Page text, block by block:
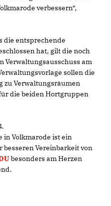
verbessern“,
die entsprechende
hat, gilt die noch
Verwaltungsausschuss am
sollen die
zu Verwaltungsräumen
die beiden Hortgruppen
Volkmarode ist ein
Vereinbarkeit von
besonders am Herzen